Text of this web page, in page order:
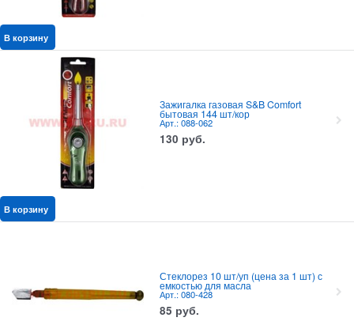
В корзину
Зажигалка газовая S&B Comfort
бытовая 144 шт/кор
Арт.: 088-062
130 руб.
В корзину
Стеклорез 10 шт/уп (цена за 1 шт) с
емкостью для масла
Арт.: 080-428
85 руб.